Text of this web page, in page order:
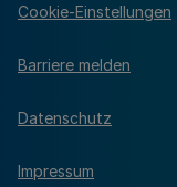
Cookie-Einstellungen
Barriere melden
Datenschutz
Impressum